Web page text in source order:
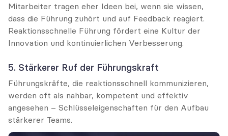
Mitarbeiter tragen eher Ideen bei, wenn sie wissen,
dass die Führung zuhört und auf Feedback reagiert.
Reaktionsschnelle Führung fördert eine Kultur der
Innovation und kontinuierlichen Verbesserung.
5. Stärkerer Ruf der Führungskraft
Führungskräfte, die reaktionsschnell kommunizieren,
werden oft als nahbar, kompetent und effektiv
angesehen – Schlüsseleigenschaften für den Aufbau
stärkerer Teams.